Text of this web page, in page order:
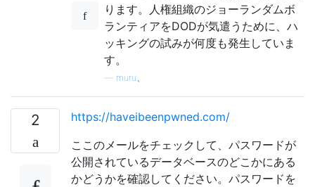
ります。人権組織のジョーランダムボ
ランティアをDODが気遣うために、ハ
ッキングの試みが何度も発生していま
す。
muru、
2
https://haveibeenpwned.com/
ここのメールをチェックして、パスワードが
公開されているデータベースのどこかにある
かどうかを確認してください。パスワードを